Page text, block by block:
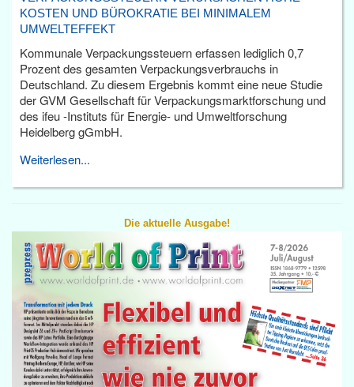
KOSTEN UND BÜROKRATIE BEI MINIMALEM
UMWELTEFFEKT
Kommunale Verpackungssteuern erfassen lediglich 0,7
Prozent des gesamten Verpackungsverbrauchs in
Deutschland. Zu diesem Ergebnis kommt eine neue Studie
der GVM Gesellschaft für Verpackungsmarktforschung und
des ifeu -Instituts für Energie- und Umweltforschung
Heidelberg gGmbH.
Weiterlesen...
Die aktuelle Ausgabe!